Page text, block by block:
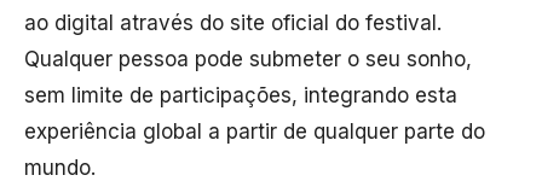
ao digital através do site oficial do festival.
Qualquer pessoa pode submeter o seu sonho,
sem limite de participações, integrando esta
experiência global a partir de qualquer parte do
mundo.